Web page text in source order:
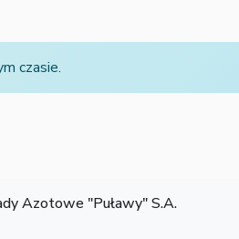
czasie.
Azotowe "Puławy" S.A.